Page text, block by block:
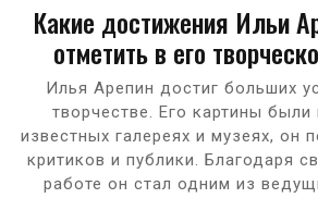
Какие достижения Ильи
отметить в его
Илья Арепин достиг больших
творчестве. Его картины
известных галереях и музеях, он
критиков и публики. Благодаря
работе он стал одним из